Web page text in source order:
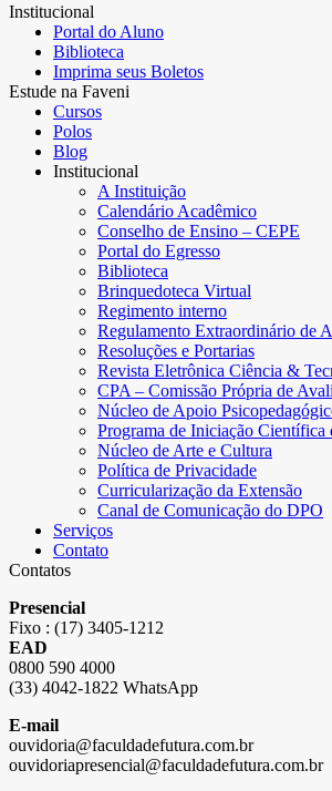
Institucional
Portal do Aluno
Biblioteca
Imprima seus Boletos
Estude na Faveni
Cursos
Polos
Blog
Institucional
A Instituição
Calendário Acadêmico
Conselho de Ensino – CEPE
Portal do Egresso
Biblioteca
Brinquedoteca Virtual
Regimento interno
Regulamento Extraordinário de
Resoluções e Portarias
Revista Eletrônica Ciência &
CPA – Comissão Própria de
Núcleo de Apoio
Programa de Iniciação Científica
Núcleo de Arte e Cultura
Política de Privacidade
Curricularização da Extensão
Canal de Comunicação do DPO
Serviços
Contato
Contatos
Presencial
Fixo : (17) 3405-1212
EAD
0800 590 4000
(33) 4042-1822 WhatsApp
E-mail
ouvidoria@faculdadefutura.com.br
ouvidoriapresencial@faculdadefutura.com.br